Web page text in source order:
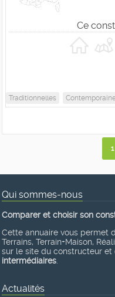
Ce
Traditionnelles
1
Qui sommes-nous
Comparer et choisir son
Cette annuaire vous permet
Terrains, Terrain+Maison,
sur le site du constructeur
intermédiaires
Actualités